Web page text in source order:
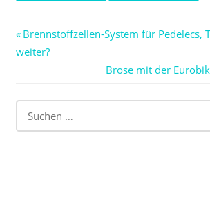
Beitragsnavigation
Vorheriger
Beitrag:
Brennstoffzellen-System für Pedelecs,
weiter?
Nächster
Brose mit der